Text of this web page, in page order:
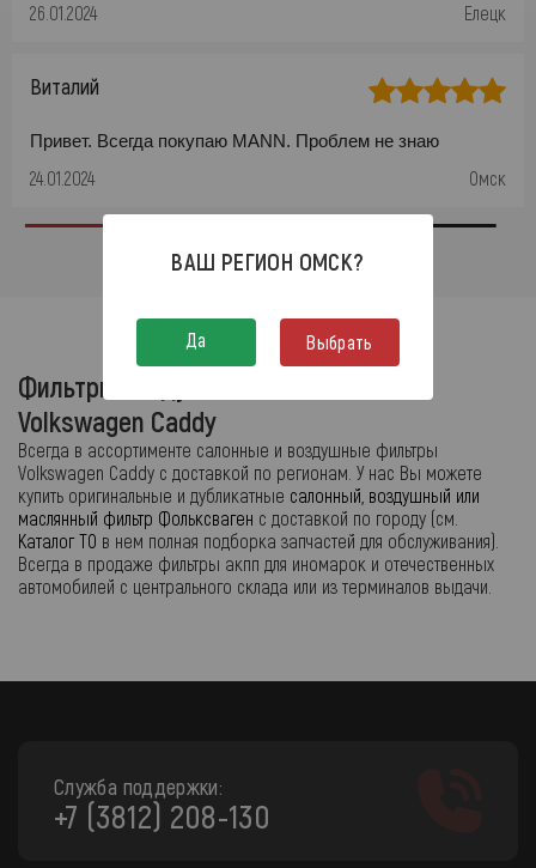
26.01.2024 Елецк
Виталий
Привет. Всегда покупаю MANN. Проблем не знаю
24.01.2024 Омск
Фильтры воздушные и маслянные
Volkswagen Caddy
Всегда в ассортименте салонные и воздушные фильтры
Volkswagen Caddy с доставкой по регионам. У нас Вы можете
купить оригинальные и дубликатные салонный, воздушный или
маслянный фильтр Фольксваген с доставкой по городу (см.
Каталог ТО в нем полная подборка запчастей для обслуживания).
Всегда в продаже фильтры акпп для иномарок и отечественных
автомобилей с центрального склада или из терминалов выдачи.
Служба поддержки:
+7 (3812) 208-130
ВАШ РЕГИОН ОМСК?
Да Выбрать